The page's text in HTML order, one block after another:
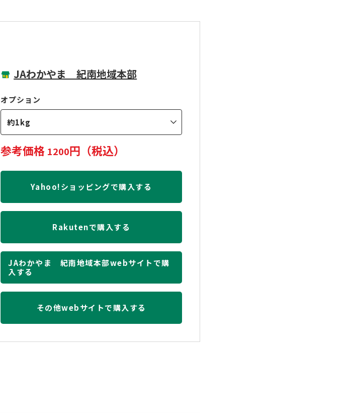
JAわかやま 紀南地域本部
オプション
約1kg
参考価格 1200円（税込）
Yahoo!ショッピングで購入する
Rakutenで購入する
JAわかやま 紀南地域本部webサイトで購
入する
その他webサイトで購入する